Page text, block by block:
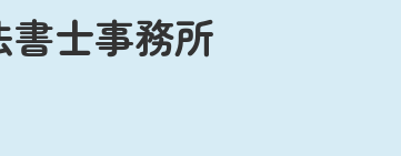
士事務所